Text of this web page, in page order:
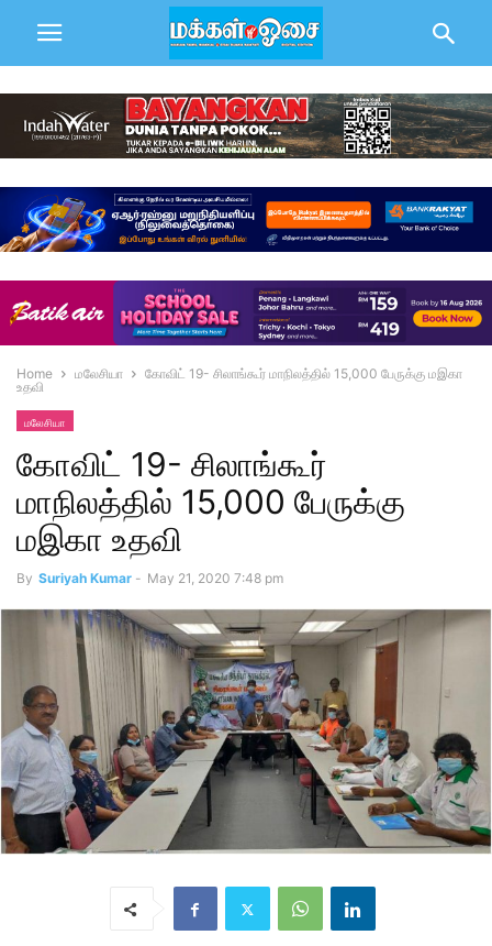
Home மலேசியா
கோவிட் 19- சிலாங்கூர் மாநிலத்தில் 15,000 பேருக்கு மஇகா
உதவி
மலேசியா
கோவிட் 19- சிலாங்கூர்
மாநிலத்தில் 15,000 பேருக்கு
மஇகா உதவி
By Suriyah Kumar - May 21, 2020 7:48 pm